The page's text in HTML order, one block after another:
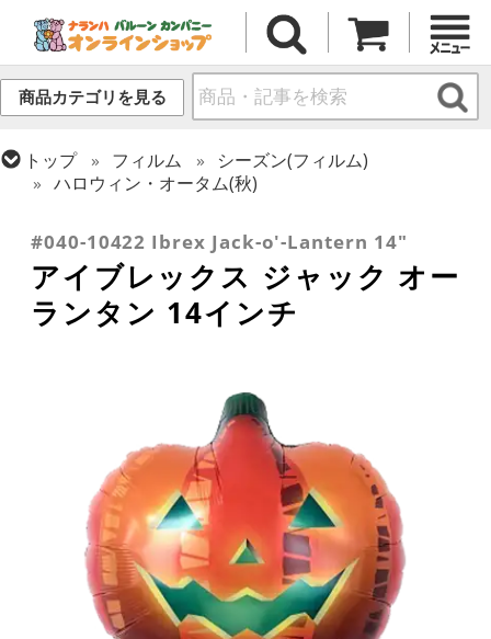
商品カテゴリを見る
トップ フィルム
シーズン(フィルム)
ハロウィン・オータム(秋)
アイブレックス
#040-10422 Ibrex Jack-o'-Lantern 14"
アイブレックス ジャック オー
ランタン 14インチ